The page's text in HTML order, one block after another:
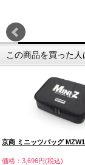
この商品を買った
京商 ミニッツバッグ
価格：3,696円(税込)